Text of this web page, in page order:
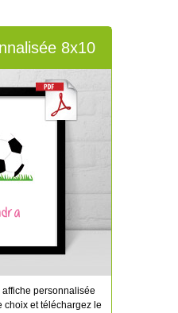
8x10
personnalisée
choix et téléchargez le